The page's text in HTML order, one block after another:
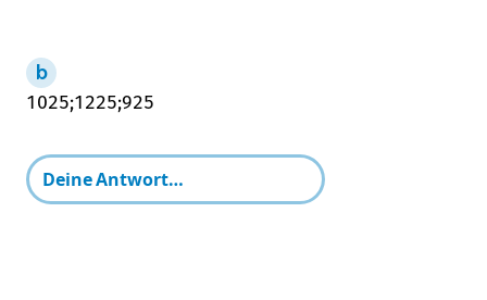
1025;1225;925